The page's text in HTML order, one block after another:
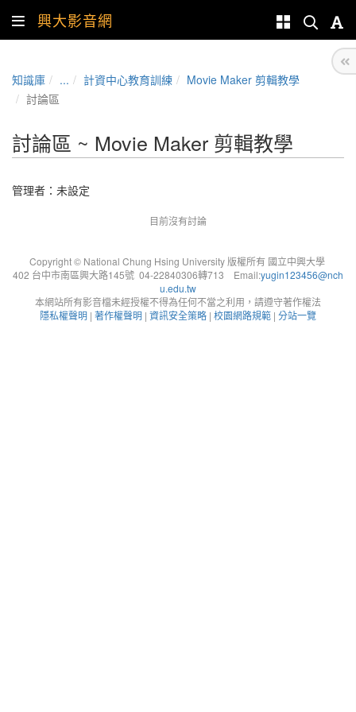
興大影音網
知識庫 ... 計資中心教育訓練
Movie Maker 剪輯教學
討論區
討論區 ~ Movie Maker 剪輯教學
管理者：未設定
目前沒有討論
Copyright © National Chung Hsing University 版權所有 國立中興大學
402 台中市南區興大路145號 04-22840306轉713 Email:yugin123456@nch
u.edu.tw
本網站所有影音檔未經授權不得為任何不當之利用，請遵守著作權法
隱私權聲明 | 著作權聲明 | 資訊安全策略 | 校園網路規範 | 分站一覽